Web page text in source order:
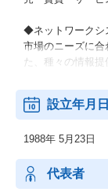
◆ネットワークシ
市場のニーズに
た、種々の情報
◆その他の事業：
顧客の経営上の問
設立年月日
1988年 5月23日
代表者